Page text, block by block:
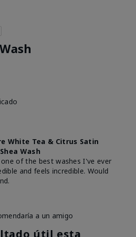
White Tea & Citrus Satin
Wash
of the best washes I've ever
and feels incredible. Would
a un amigo
útil esta